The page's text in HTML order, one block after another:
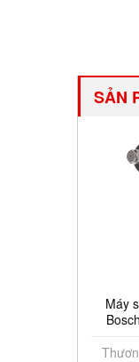
SẢN
Máy siết
Bosch
Thương